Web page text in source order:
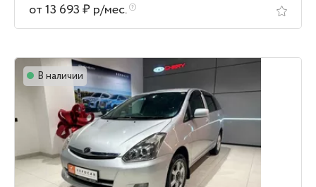
от 13 693 ₽ р/мес.
В наличии